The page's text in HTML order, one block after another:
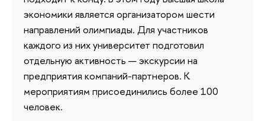
экономики является организатором шести
направлений олимпиады. Для участников
каждого из них университет подготовил
отдельную активность — экскурсии на
предприятия компаний-партнеров. К
мероприятиям присоединились более 100
человек.